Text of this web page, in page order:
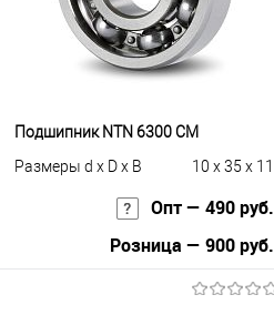
Подшипник NTN 6300 CM
Размеры d x D x B
10 x 35 x 11
Опт — 490 руб.
Розница — 900 руб.